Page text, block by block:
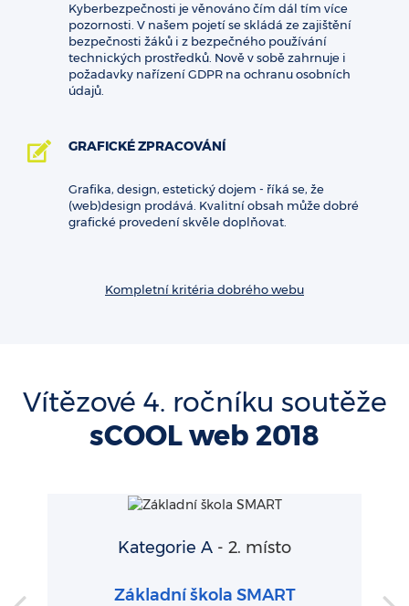
Kyberbezpečnosti je věnováno čím dál tím více
pozornosti. V našem pojetí se skládá ze zajištění
bezpečnosti žáků i z bezpečného používání
technických prostředků. Nově v sobě zahrnuje i
požadavky nařízení GDPR na ochranu osobních
údajů.
GRAFICKÉ ZPRACOVÁNÍ
Grafika, design, estetický dojem - říká se, že
(web)design prodává. Kvalitní obsah může dobré
grafické provedení skvěle doplňovat.
Kompletní kritéria dobrého webu
Vítězové 4. ročníku soutěže
sCOOL web 2018
Kategorie A - 2. místo
Základní škola SMART